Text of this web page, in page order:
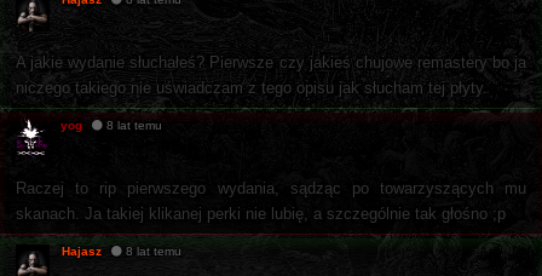
A jakie wydanie słuchałeś? Pierwsze czy jakieś chujowe remastery bo ja
niczego takiego nie uświadczam z tego opisu jak słucham tej płyty.
yog 8 lat temu
Raczej to rip pierwszego wydania, sądząc po towarzyszących mu
skanach. Ja takiej klikanej perki nie lubię, a szczególnie tak głośno ;p
Hajasz 8 lat temu